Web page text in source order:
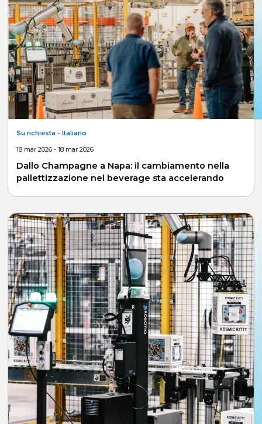
Su richiesta - Italiano
18 mar 2026 - 18 mar 2026
Dallo Champagne a Napa: il cambiamento nella
pallettizzazione nel beverage sta accelerando